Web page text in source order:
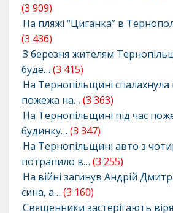
(3 909)
На пляжі “Циганка” в
(3 436)
З березня жителям
буде… (3 415)
На Тернопільщині
пожежа на… (3 363)
На Тернопільщині під час
будинку… (3 347)
На Тернопільщині авто з
потрапило в… (3 255)
На війні загинув Андрій
сина, а… (3 160)
Священники застерігають